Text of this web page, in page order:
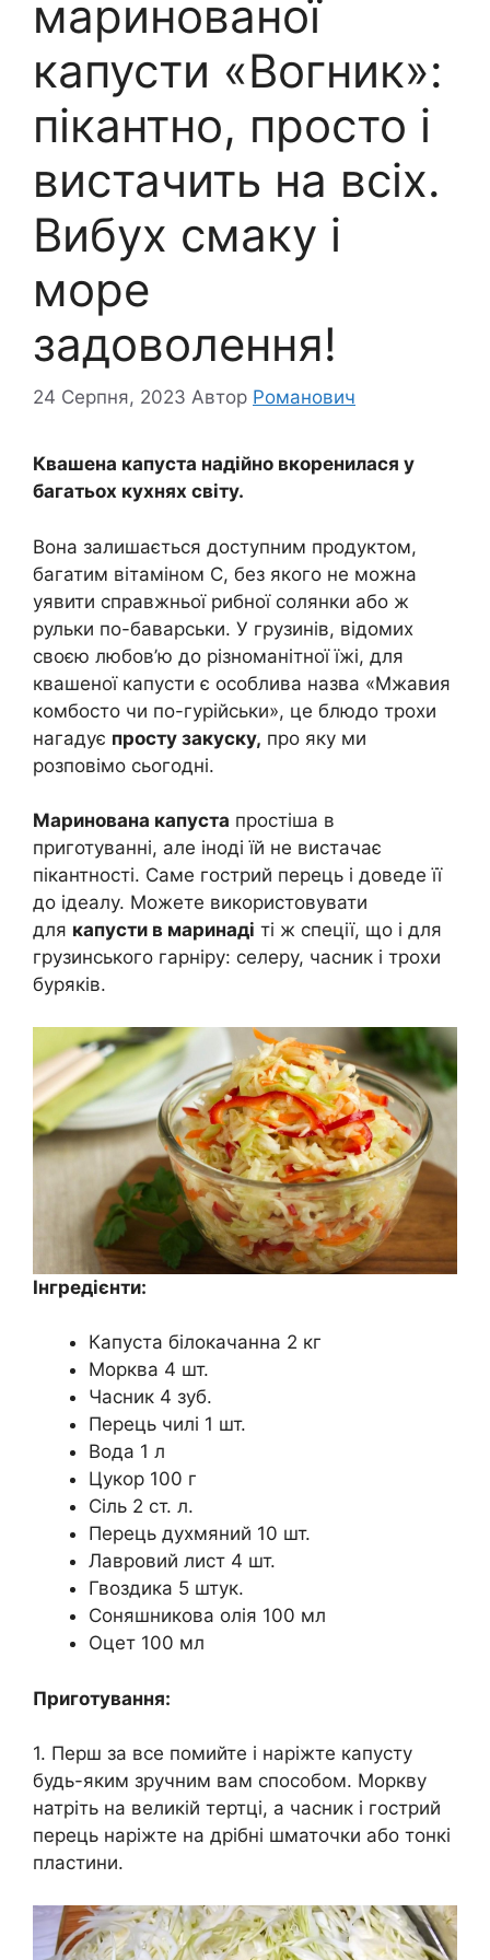
маринованої
капусти «Вогник»:
пікантно, просто і
вистачить на всіх.
Вибух смаку і
море
задоволення!
24 Серпня, 2023 Автор Романович
Квашена капуста надійно вкоренилася у
багатьох кухнях світу.
Вона залишається доступним продуктом,
багатим вітаміном С, без якого не можна
уявити справжньої рибної солянки або ж
рульки по-баварськи. У грузинів, відомих
своєю любов’ю до різноманітної їжі, для
квашеної капусти є особлива назва «Мжавия
комбосто чи по-гурійськи», це блюдо трохи
нагадує просту закуску, про яку ми
розповімо сьогодні.
Маринована капуста простіша в
приготуванні, але іноді їй не вистачає
пікантності. Саме гострий перець і доведе її
до ідеалу. Можете використовувати
для капусти в маринаді ті ж спеції, що і для
грузинського гарніру: селеру, часник і трохи
буряків.
Інгредієнти:
Капуста білокачанна 2 кг
Морква 4 шт.
Часник 4 зуб.
Перець чилі 1 шт.
Вода 1 л
Цукор 100 г
Сіль 2 ст. л.
Перець духмяний 10 шт.
Лавровий лист 4 шт.
Гвоздика 5 штук.
Соняшникова олія 100 мл
Оцет 100 мл
Приготування:
1. Перш за все помийте і наріжте капусту
будь-яким зручним вам способом. Моркву
натріть на великій тертці, а часник і гострий
перець наріжте на дрібні шматочки або тонкі
пластини.